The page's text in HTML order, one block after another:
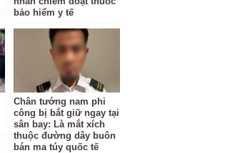
bảo hiểm y tế
Chân tướng nam phi
công bị bắt giữ ngay tại
sân bay: Là mắt xích
thuộc đường dây buôn
bán ma túy quốc tế